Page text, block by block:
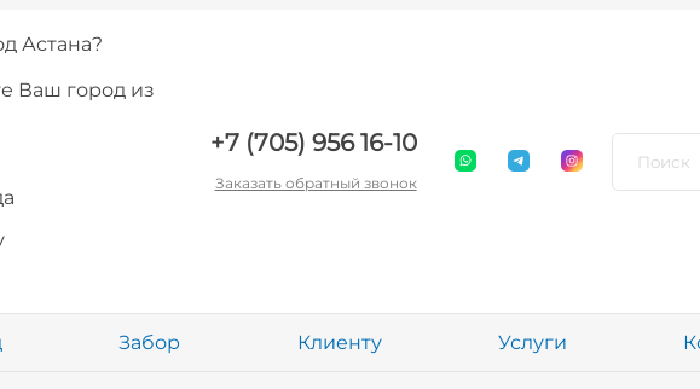
Астана?
Ваш город из
+7 (705) 956 16-10
Заказать обратный звонок
Забор Клиенту Услуги